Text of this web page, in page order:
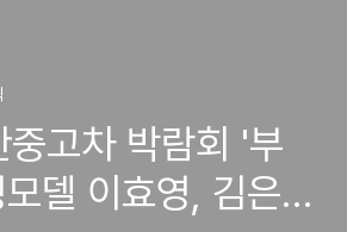
박람회 '부
델 이효영, 김은